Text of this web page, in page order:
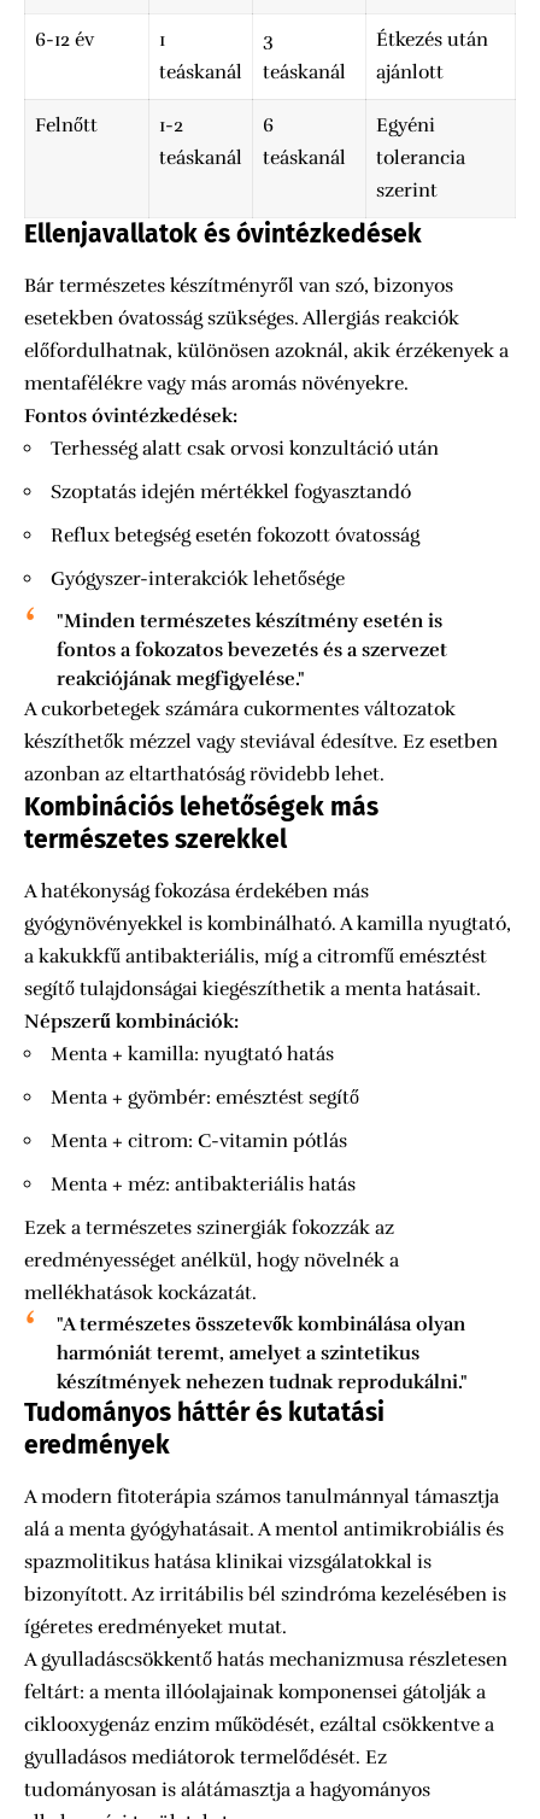
6-12 év
1
teáskanál
3
teáskanál
Étkezés után
ajánlott
Felnőtt
1-2
teáskanál
6
teáskanál
Egyéni
tolerancia
szerint
Ellenjavallatok és óvintézkedések
Bár természetes készítményről van szó, bizonyos
esetekben óvatosság szükséges. Allergiás reakciók
előfordulhatnak, különösen azoknál, akik érzékenyek a
mentafélékre vagy más aromás növényekre.
Fontos óvintézkedések:
Terhesség alatt csak orvosi konzultáció után
Szoptatás idején mértékkel fogyasztandó
Reflux betegség esetén fokozott óvatosság
Gyógyszer-interakciók lehetősége
"Minden természetes készítmény esetén is
fontos a fokozatos bevezetés és a szervezet
reakciójának megfigyelése."
A cukorbetegek számára cukormentes változatok
készíthetők mézzel vagy steviával édesítve. Ez esetben
azonban az eltarthatóság rövidebb lehet.
Kombinációs lehetőségek más
természetes szerekkel
A hatékonyság fokozása érdekében más
gyógynövényekkel is kombinálható. A kamilla nyugtató,
a kakukkfű antibakteriális, míg a citromfű emésztést
segítő tulajdonságai kiegészíthetik a menta hatásait.
Népszerű kombinációk:
Menta + kamilla: nyugtató hatás
Menta + gyömbér: emésztést segítő
Menta + citrom: C-vitamin pótlás
Menta + méz: antibakteriális hatás
Ezek a természetes szinergiák fokozzák az
eredményességet anélkül, hogy növelnék a
mellékhatások kockázatát.
"A természetes összetevők kombinálása olyan
harmóniát teremt, amelyet a szintetikus
készítmények nehezen tudnak reprodukálni."
Tudományos háttér és kutatási
eredmények
A modern fitoterápia számos tanulmánnyal támasztja
alá a menta gyógyhatásait. A mentol antimikrobiális és
spazmolitikus hatása klinikai vizsgálatokkal is
bizonyított. Az irritábilis bél szindróma kezelésében is
ígéretes eredményeket mutat.
A gyulladáscsökkentő hatás mechanizmusa részletesen
feltárt: a menta illóolajainak komponensei gátolják a
ciklooxygenáz enzim működését, ezáltal csökkentve a
gyulladásos mediátorok termelődését. Ez
tudományosan is alátámasztja a hagyományos